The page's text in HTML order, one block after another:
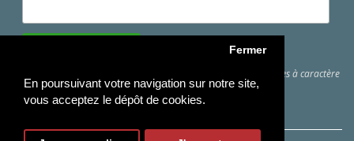
En poursuivant votre navigation sur notre site,
vous acceptez le dépôt de cookies.
Fermer
pour des informations sur les traitements de données à caractère
personnel